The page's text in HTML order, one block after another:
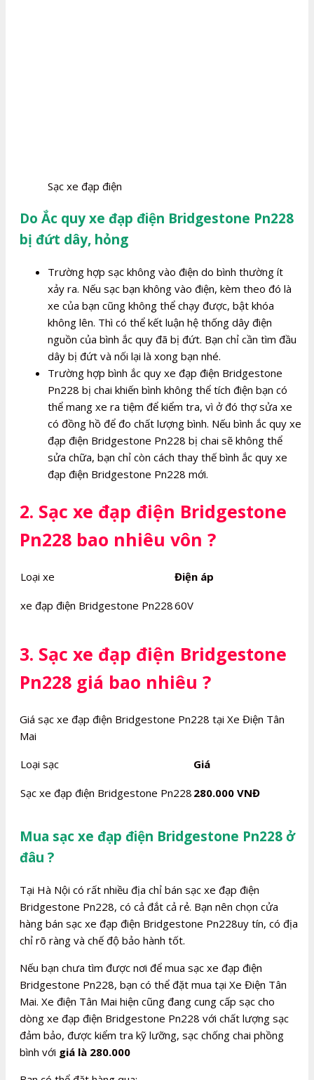
Sạc xe đạp điện
Do Ắc quy xe đạp điện Bridgestone Pn228
bị đứt dây, hỏng
Trường hợp sạc không vào điện do bình thường ít
xảy ra. Nếu sạc bạn không vào điện, kèm theo đó là
xe của bạn cũng không thể chạy được, bật khóa
không lên. Thì có thể kết luận hệ thống dây điện
nguồn của bình ắc quy đã bị đứt. Bạn chỉ cần tìm đầu
dây bị đứt và nối lại là xong bạn nhé.
Trường hợp bình ắc quy xe đạp điện Bridgestone
Pn228 bị chai khiến bình không thể tích điện bạn có
thể mang xe ra tiệm để kiểm tra, vì ở đó thợ sửa xe
có đồng hồ để đo chất lượng bình. Nếu bình ắc quy xe
đạp điện Bridgestone Pn228 bị chai sẽ không thể
sửa chữa, bạn chỉ còn cách thay thế bình ắc quy xe
đạp điện Bridgestone Pn228 mới.
2. Sạc xe đạp điện Bridgestone
Pn228 bao nhiêu vôn ?
Loại xe Điện áp
xe đạp điện Bridgestone Pn22860V
3. Sạc xe đạp điện Bridgestone
Pn228 giá bao nhiêu ?
Giá sạc xe đạp điện Bridgestone Pn228 tại Xe Điện Tân
Mai
Loại sạc
Giá
Sạc xe đạp điện Bridgestone Pn228 280.000 VNĐ
Mua sạc xe đạp điện Bridgestone Pn228 ở
đâu ?
Tại Hà Nội có rất nhiều địa chỉ bán sạc xe đạp điện
Bridgestone Pn228, có cả đắt cả rẻ. Bạn nên chọn cửa
hàng bán sạc xe đạp điện Bridgestone Pn228uy tín, có địa
chỉ rõ ràng và chế độ bảo hành tốt.
Nếu bạn chưa tìm được nơi để mua sạc xe đạp điện
Bridgestone Pn228, bạn có thể đặt mua tại Xe Điện Tân
Mai. Xe điện Tân Mai hiện cũng đang cung cấp sạc cho
dòng xe đạp điện Bridgestone Pn228 với chất lượng sạc
đảm bảo, được kiểm tra kỹ lưỡng, sạc chống chai phồng
bình với giá là 280.000